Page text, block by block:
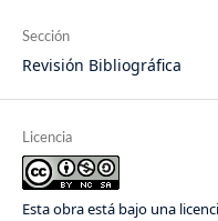
Sección
Revisión Bibliográfica
Licencia
Esta obra está bajo una